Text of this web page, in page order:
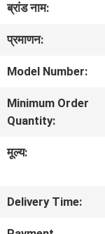
वी.आर.
शो
हमारे
बारे
में
कारखाने
ब्रांड नाम:
प्रमाणन:
Model Number:
Minimum Order
Quantity:
मूल्य:
Delivery Time: